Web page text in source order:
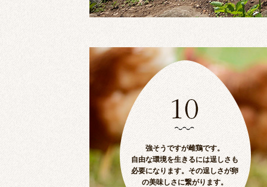
強そうですが雌鶏です。
自由な環境を生きるには逞しさも
必要になります。その逞しさが卵
の美味しさに繋がります。